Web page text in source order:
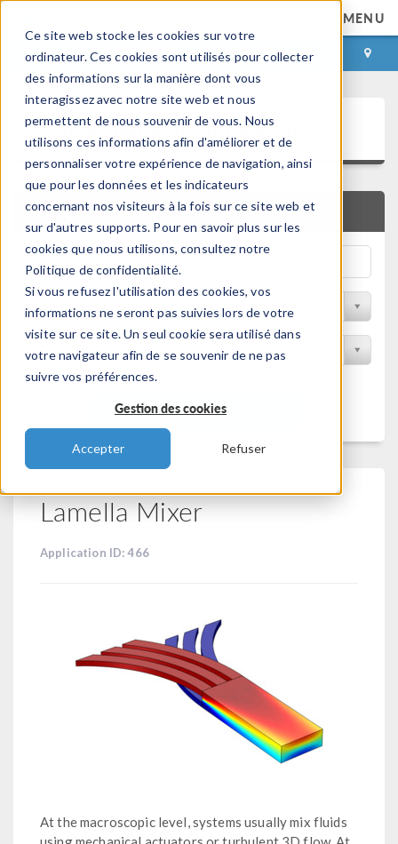
Ce site web stocke les cookies sur votre
ordinateur. Ces cookies sont utilisés pour collecter
des informations sur la manière dont vous
interagissez avec notre site web et nous
permettent de nous souvenir de vous. Nous
utilisons ces informations afin d'améliorer et de
personnaliser votre expérience de navigation, ainsi
que pour les données et les indicateurs
concernant nos visiteurs à la fois sur ce site web et
sur d'autres supports. Pour en savoir plus sur les
cookies que nous utilisons, consultez notre
Politique de confidentialité.
Si vous refusez l'utilisation des cookies, vos
informations ne seront pas suivies lors de votre
visite sur ce site. Un seul cookie sera utilisé dans
votre navigateur afin de se souvenir de ne pas
suivre vos préférences.
Gestion des cookies
Accepter Refuser
MENU
CONNEXION CONTACT
Bibliothèque d'Applications
RECHERCHE RAPIDE
Trier par Discipline
Filtrer par produit
Filtrer
Lamella Mixer
Application ID: 466
At the macroscopic level, systems usually mix fluids